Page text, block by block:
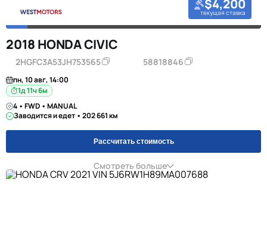
$4,200
текущая ставка
2018 HONDA CIVIC
2HGFC3A53JH753565 58818846
пн, 10 авг, 14:00
1д 11ч 6м
4 • FWD • MANUAL
Заводится и едет • 202 661 км
Рассчитать стоимость
Смотреть больше